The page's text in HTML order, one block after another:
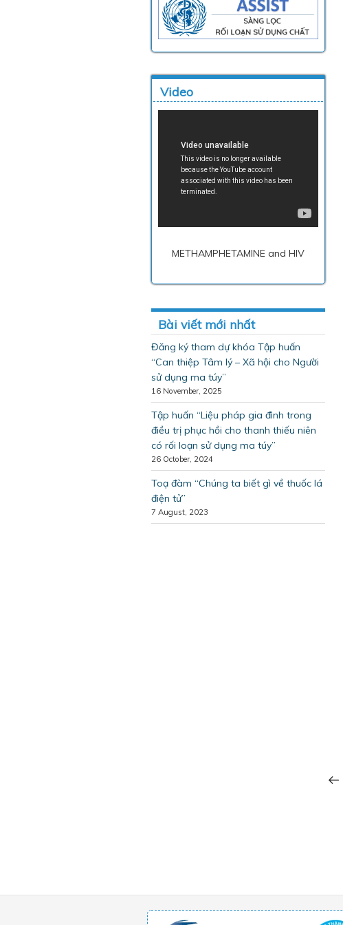
Video
METHAMPHETAMINE and HIV
Bài viết mới nhất
Đăng ký tham dự khóa Tập huấn
“Can thiệp Tâm lý – Xã hội cho Người
sử dụng ma túy”
16 November, 2025
Tập huấn “Liệu pháp gia đình trong
điều trị phục hồi cho thanh thiếu niên
có rối loạn sử dụng ma túy”
26 October, 2024
Toạ đàm “Chúng ta biết gì về thuốc lá
điện tử”
7 August, 2023